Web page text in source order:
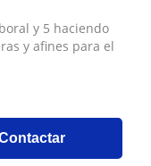
y 5 haciendo
y afines para el